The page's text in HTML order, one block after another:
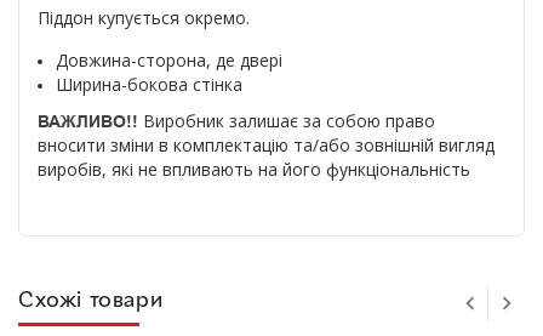
Піддон купується окремо.
Довжина-сторона, де двері
Ширина-бокова стінка
ВАЖЛИВО!! Виробник залишає за собою право
вносити зміни в комплектацію та/або зовнішній вигляд
виробів, які не впливають на його функціональність
Схожі товари